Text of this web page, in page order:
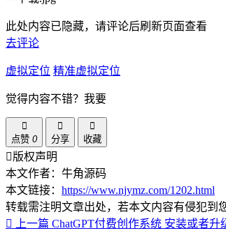
此处内容已隐藏，请评论后刷新页面查看
去评论
虚拟定位 精准虚拟定位
觉得内容不错？我要
点赞 0 分享 收藏
版权声明
本文作者：牛角源码
本文链接： https://www.njymz.com/1202.html
转载需注明文章出处，若本文内容有侵犯到
上一篇 ChatGPT付费创作系统 安装或者